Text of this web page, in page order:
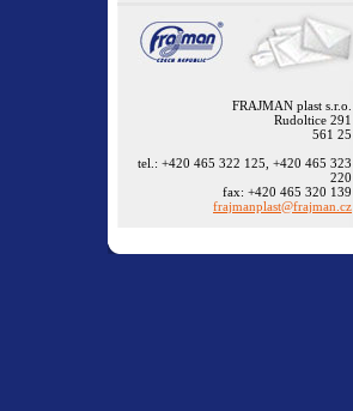
FRAJMAN plast s.r.o.
Rudoltice 291
561 25
tel.: +420 465 322 125, +420 465 323
220
fax: +420 465 320 139
frajmanplast@frajman.cz